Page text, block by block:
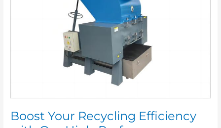
Boost Your Recycling Efficiency
Productivity